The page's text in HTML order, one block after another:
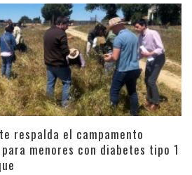
respalda el campamento
para menores con diabetes tipo 1